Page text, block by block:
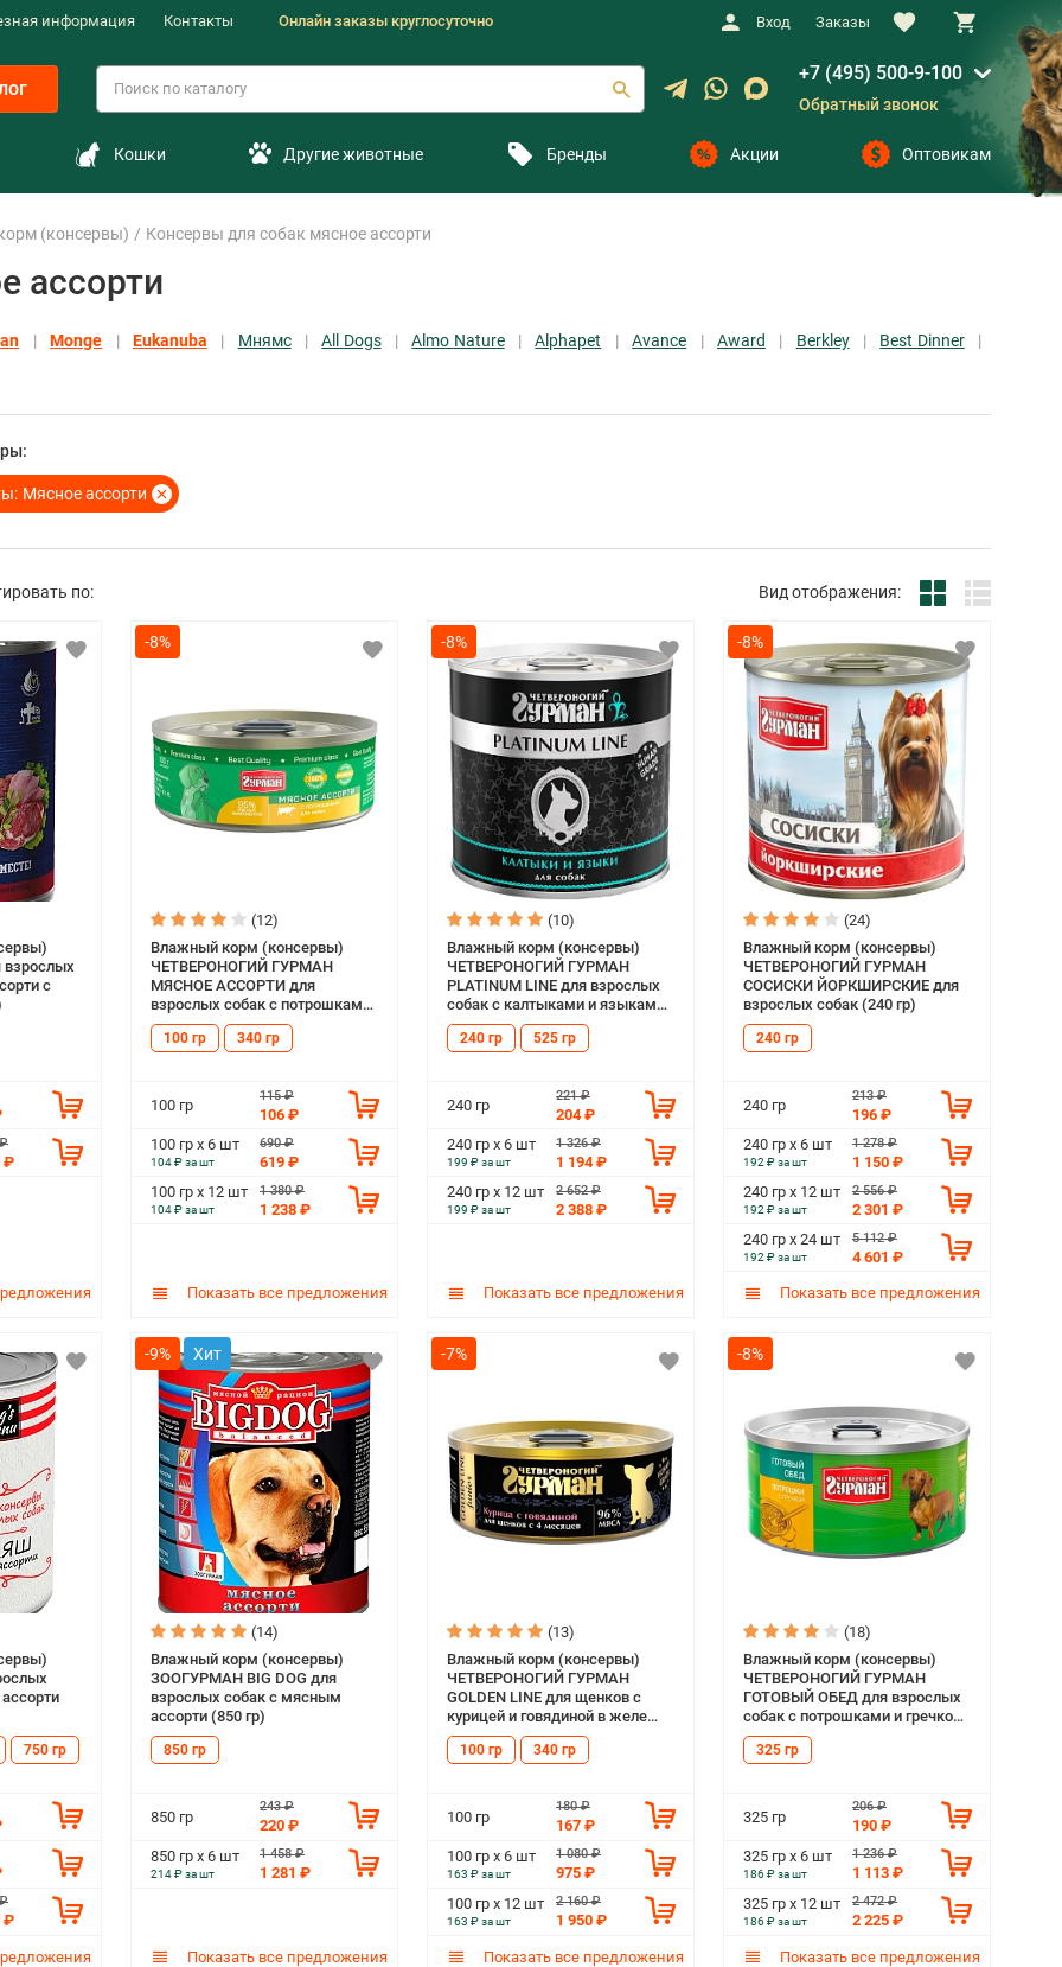
информация Контакты Онлайн заказы круглосуточно Вход Заказы
+7 (495) 500-9-100
Обратный звонок
Кошки Другие животные Бренды Акции Оптовикам
(консервы) Консервы для собак мясное ассорти
ассорти
Monge Eukanuba Мнямс All Dogs Almo Nature Alphapet Avance Award Berkley
Best Dinner
Мясное ассорти
по: Вид отображения:
с
₽
-8%
(12)
Влажный корм (консервы)
ЧЕТВЕРОНОГИЙ ГУРМАН
МЯСНОЕ АССОРТИ для
взрослых собак с потрошками
(100 гр)
100 гр 340 гр
100 гр
115 ₽
106 ₽
100 гр х 6 шт
104 ₽ за шт
690 ₽
619 ₽
100 гр х 12 шт
104 ₽ за шт
1 380 ₽
1 238 ₽
Показать все предложения
-8%
(10)
Влажный корм (консервы)
ЧЕТВЕРОНОГИЙ ГУРМАН
PLATINUM LINE для взрослых
собак с калтыками и языками
в желе (240 гр)
240 гр 525 гр
240 гр
221 ₽
204 ₽
240 гр х 6 шт
199 ₽ за шт
1 326 ₽
1 194 ₽
240 гр х 12 шт
199 ₽ за шт
2 652 ₽
2 388 ₽
Показать все предложения
-8%
(24)
Влажный корм (консервы)
ЧЕТВЕРОНОГИЙ ГУРМАН
СОСИСКИ ЙОРКШИРСКИЕ для
взрослых собак (240 гр)
240 гр
240 гр
213 ₽
196 ₽
240 гр х 6 шт
192 ₽ за шт
1 278 ₽
1 150 ₽
240 гр х 12 шт
192 ₽ за шт
2 556 ₽
2 301 ₽
240 гр х 24 шт
192 ₽ за шт
5 112 ₽
4 601 ₽
Показать все предложения
750 гр
₽
-9%
(14)
Влажный корм (консервы)
ЗООГУРМАН BIG DOG для
взрослых собак с мясным
ассорти (850 гр)
850 гр
850 гр
243 ₽
220 ₽
850 гр х 6 шт
214 ₽ за шт
1 458 ₽
1 281 ₽
Показать все предложения
-7%
(13)
Влажный корм (консервы)
ЧЕТВЕРОНОГИЙ ГУРМАН
GOLDEN LINE для щенков с
курицей и говядиной в желе
(100 гр)
100 гр 340 гр
100 гр
180 ₽
167 ₽
100 гр х 6 шт
163 ₽ за шт
1 080 ₽
975 ₽
100 гр х 12 шт
163 ₽ за шт
2 160 ₽
1 950 ₽
Показать все предложения
-8%
(18)
Влажный корм (консервы)
ЧЕТВЕРОНОГИЙ ГУРМАН
ГОТОВЫЙ ОБЕД для взрослых
собак с потрошками и гречкой
(325 гр)
325 гр
325 гр
206 ₽
190 ₽
325 гр х 6 шт
186 ₽ за шт
1 236 ₽
1 113 ₽
325 гр х 12 шт
186 ₽ за шт
2 472 ₽
2 225 ₽
Показать все предложения